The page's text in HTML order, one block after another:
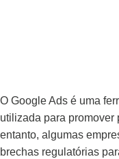
O Google Ads é uma
utilizada para promover
entanto, algumas
brechas regulatórias